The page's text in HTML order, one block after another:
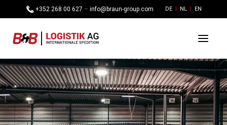
DE NL EN
+352 268 00 627 – info@braun-group.com